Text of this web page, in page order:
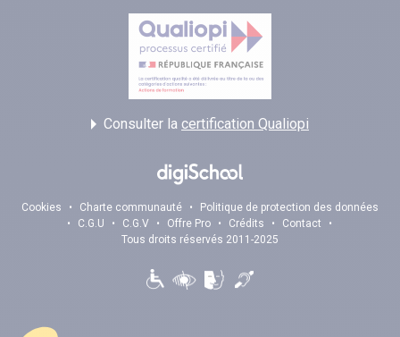
Consulter la certification Qualiopi
Cookies • Charte communauté •
Politique de protection des données
•
C.G.U • C.G.V • Offre Pro • Crédits • Contact
•
Tous droits réservés 2011-2025